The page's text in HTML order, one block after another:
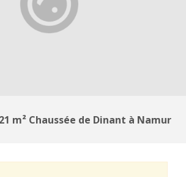
m² Chaussée de Dinant à Namur